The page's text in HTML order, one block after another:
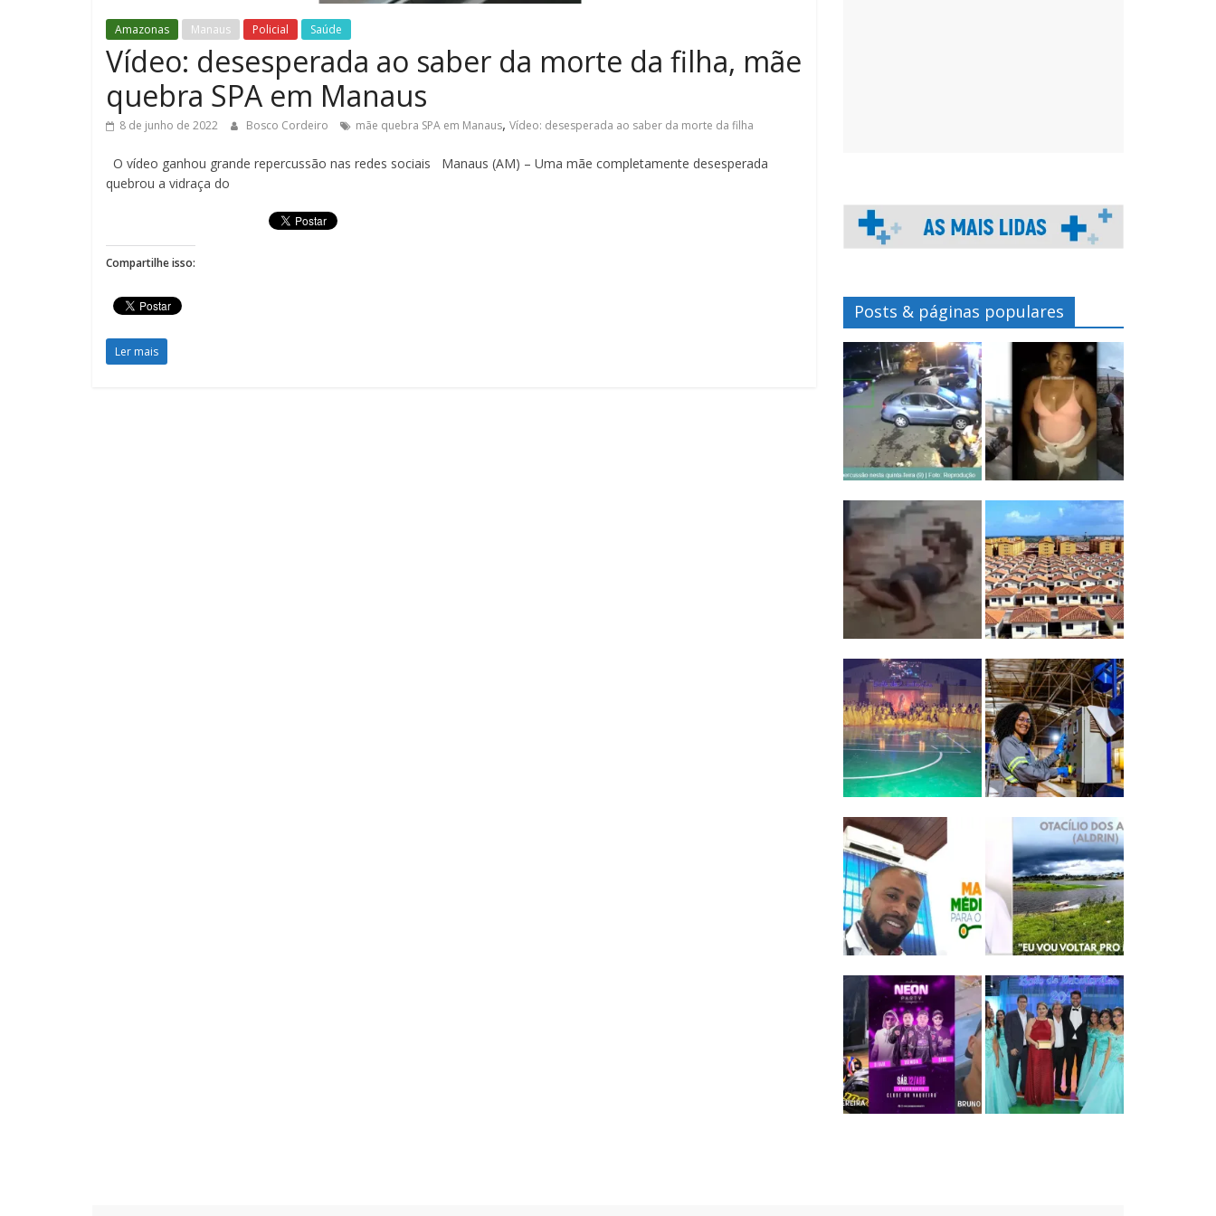
Amazonas Manaus Policial Saúde
Vídeo: desesperada ao saber da morte da filha, mãe
quebra SPA em Manaus
8 de junho de 2022 Bosco Cordeiro mãe quebra SPA em Manaus, Vídeo: desesperada ao saber da morte da filha
O vídeo ganhou grande repercussão nas redes sociais Manaus (AM) – Uma mãe completamente desesperada
quebrou a vidraça do
Compartilhe isso:
Ler mais
Posts & páginas populares